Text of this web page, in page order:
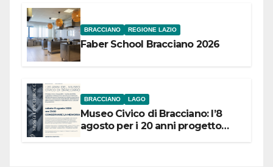
BRACCIANO REGIONE LAZIO
Faber School Bracciano 2026
BRACCIANO LAGO
Museo Civico di Bracciano: l’8
agosto per i 20 anni progetto